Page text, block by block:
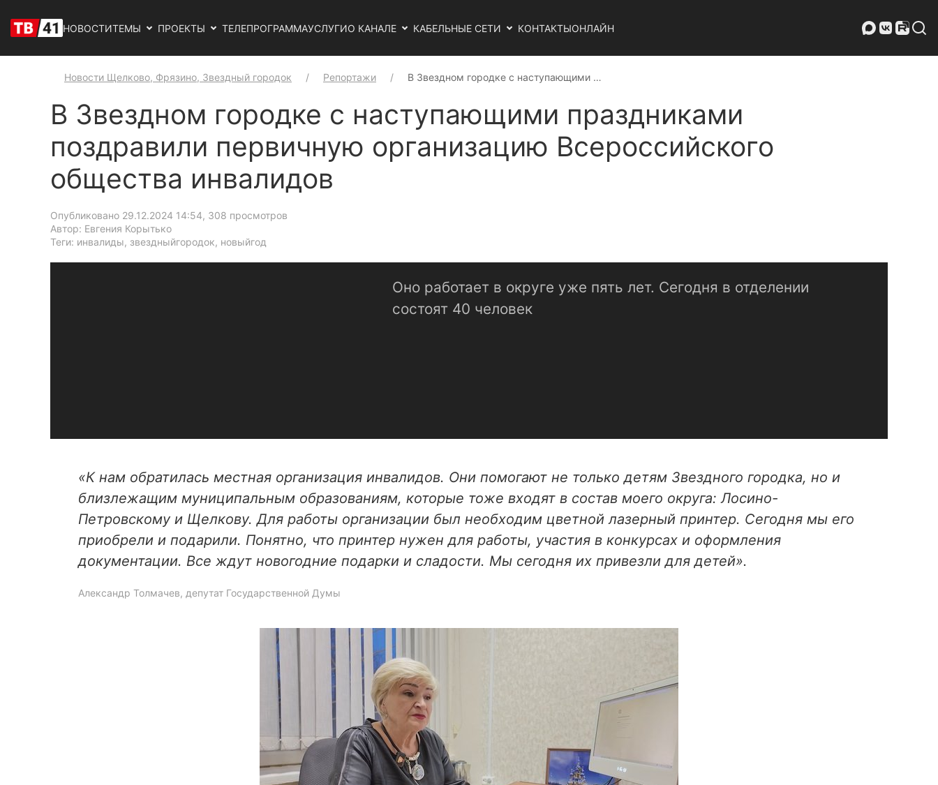
НОВОСТИТЕМЫ ПРОЕКТЫ ТЕЛЕПРОГРАММАУСЛУГИО КАНАЛЕ КАБЕЛЬНЫЕ СЕТИ КОНТАКТЫОНЛАЙН
Новости Щелково, Фрязино, Звездный городок Репортажи В Звездном городке с наступающими …
В Звездном городке с наступающими праздниками
поздравили первичную организацию Всероссийского
общества инвалидов
Опубликовано 29.12.2024 14:54, 308 просмотров
Автор: Евгения Корытько
Теги: инвалиды, звездныйгородок, новыйгод
Оно работает в округе уже пять лет. Сегодня в отделении
состоят 40 человек
«К нам обратилась местная организация инвалидов. Они помогают не только детям Звездного городка, но и
близлежащим муниципальным образованиям, которые тоже входят в состав моего округа: Лосино-
Петровскому и Щелкову. Для работы организации был необходим цветной лазерный принтер. Сегодня мы его
приобрели и подарили. Понятно, что принтер нужен для работы, участия в конкурсах и оформления
документации. Все ждут новогодние подарки и сладости. Мы сегодня их привезли для детей».
Александр Толмачев, депутат Государственной Думы